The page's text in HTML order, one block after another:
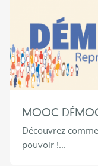
MOOC
Découvrez
pouvoir !...